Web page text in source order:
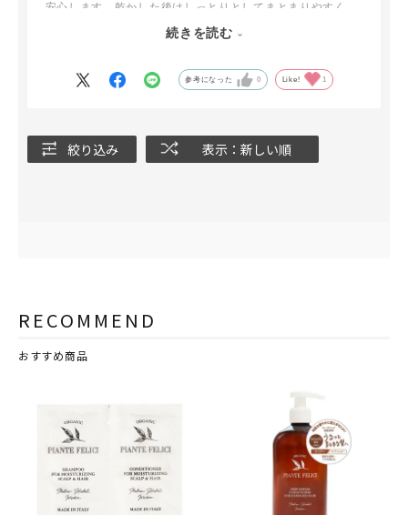
安心します。乾かした後はしっとりとしてまとまりやすく、
髪の毛全体がふんわりとします。
らしい。きしみが何だって言うんだ？と思えるくらい良い香
続きを読む
参考になった 0 Like! 1
絞り込み 表示：新しい順
RECOMMEND
おすすめ商品